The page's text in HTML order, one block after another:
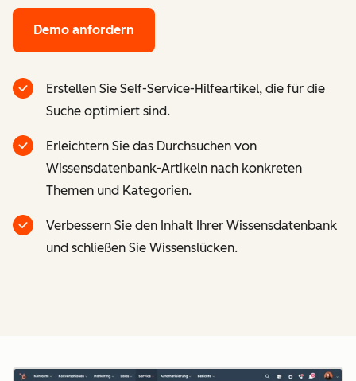
Demo anfordern
Erstellen Sie Self-Service-Hilfeartikel, die für die
Suche optimiert sind.
Erleichtern Sie das Durchsuchen von
Wissensdatenbank-Artikeln nach konkreten
Themen und Kategorien.
Verbessern Sie den Inhalt Ihrer Wissensdatenbank
und schließen Sie Wissenslücken.